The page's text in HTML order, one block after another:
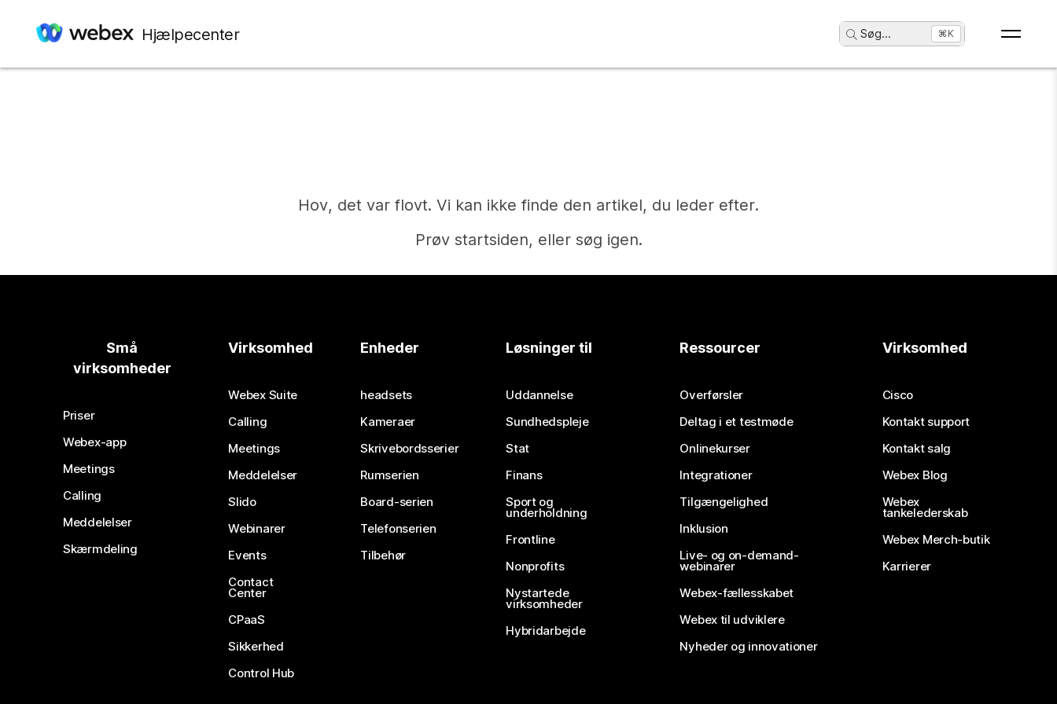
Hjælpecenter Søg... ⌘K
Hov, det var flovt. Vi kan ikke finde den artikel, du leder efter.
Prøv startsiden, eller søg igen.
Har du brug for et svar?
Send et spørgsmål
Små
virksomheder
Priser
Webex-app
Meetings
Calling
Meddelelser
Skærmdeling
Virksomhed
Webex Suite
Calling
Meetings
Meddelelser
Slido
Webinarer
Events
Contact
Center
CPaaS
Sikkerhed
Control Hub
Enheder
headsets
Kameraer
Skrivebordsserier
Rumserien
Board-serien
Telefonserien
Tilbehør
Løsninger til
Uddannelse
Sundhedspleje
Stat
Finans
Sport og
underholdning
Frontline
Nonprofits
Nystartede
virksomheder
Hybridarbejde
Ressourcer
Overførsler
Deltag i et testmøde
Onlinekurser
Integrationer
Tilgængelighed
Inklusion
Live- og on-demand-
webinarer
Webex-fællesskabet
Webex til udviklere
Nyheder og innovationer
Virksomhed
Cisco
Kontakt support
Kontakt salg
Webex Blog
Webex
tankelederskab
Webex Merch-butik
Karrierer